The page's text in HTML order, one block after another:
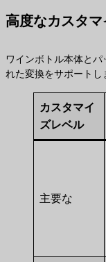
高度なカスタ
ワインボトル本体と
れた変換をサポートし
カスタマイ
ズレベル
主要な